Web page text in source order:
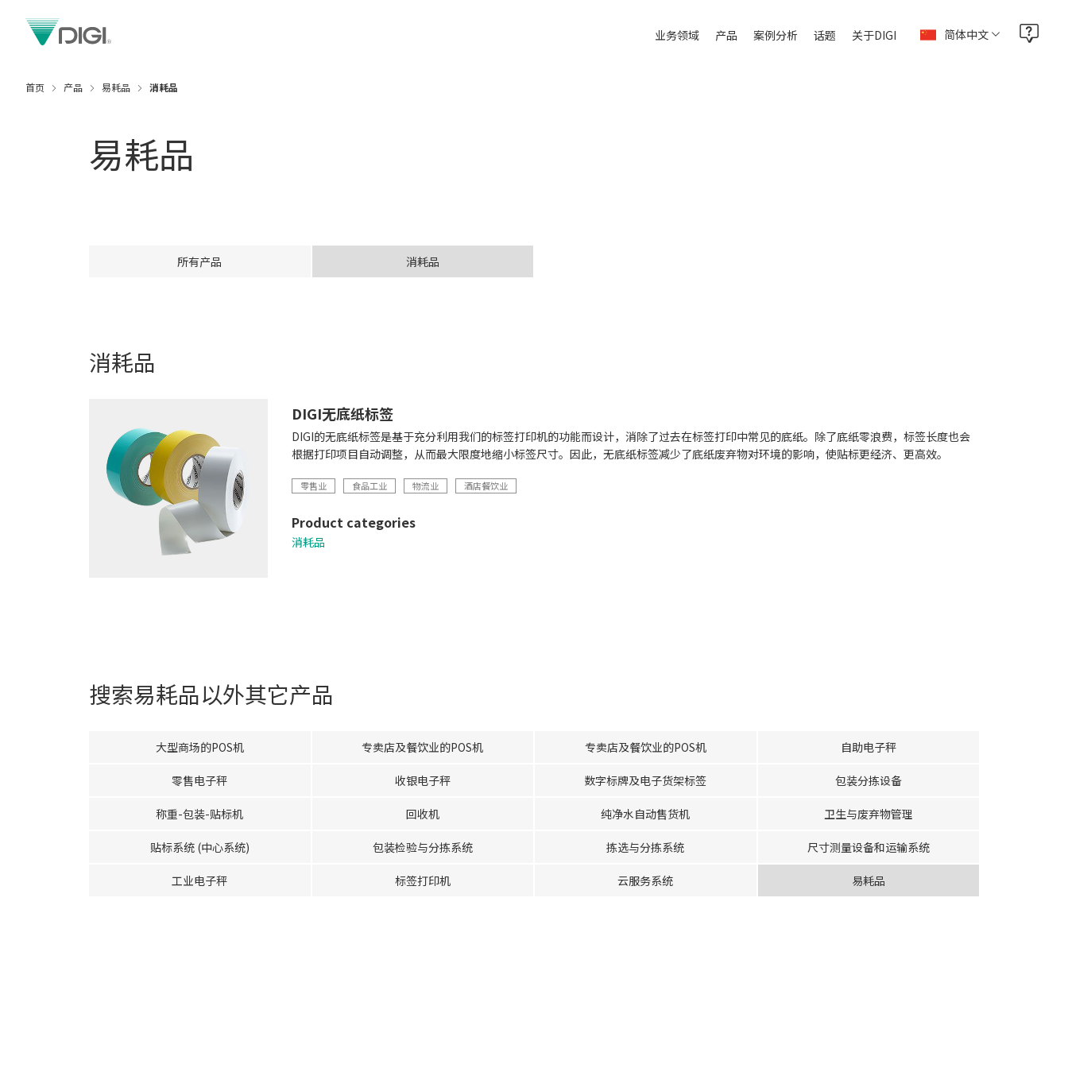
业务领域 产品 案例分析 话题 关于DIGI 简体中文
首页 产品 易耗品 消耗品
易耗品
所有产品 消耗品
消耗品
DIGI无底纸标签
DIGI的无底纸标签是基于充分利用我们的标签打印机的功能而设计，消除了过去在标签打印中常见的底纸。除了底纸零浪费，标签长度也会
根据打印项目自动调整，从而最大限度地缩小标签尺寸。因此，无底纸标签减少了底纸废弃物对环境的影响，使贴标更经济、更高效。
零售业 食品工业 物流业 酒店餐饮业
Product categories
消耗品
搜索易耗品以外其它产品
大型商场的POS机 专卖店及餐饮业的POS机 专卖店及餐饮业的POS机 自助电子秤
零售电子秤 收银电子秤 数字标牌及电子货架标签 包装分拣设备
称重-包装-贴标机 回收机 纯净水自动售货机 卫生与废弃物管理
贴标系统 (中心系统) 包装检验与分拣系统 拣选与分拣系统 尺寸测量设备和运输系统
工业电子秤 标签打印机 云服务系统 易耗品